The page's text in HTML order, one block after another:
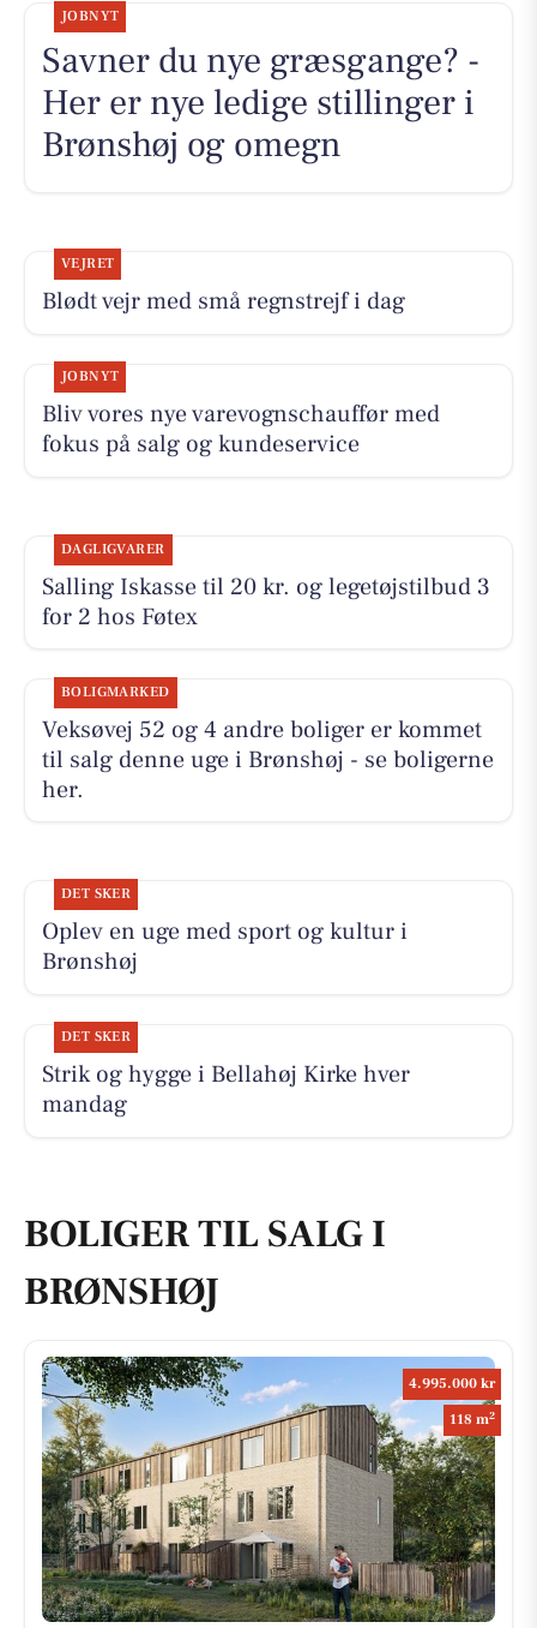
JOBNYT
Savner du nye græsgange? -
Her er nye ledige stillinger i
Brønshøj og omegn
VEJRET
Blødt vejr med små regnstrejf i dag
JOBNYT
Bliv vores nye varevognschauffør med
fokus på salg og kundeservice
DAGLIGVARER
Salling Iskasse til 20 kr. og legetøjstilbud 3
for 2 hos Føtex
BOLIGMARKED
Veksøvej 52 og 4 andre boliger er kommet
til salg denne uge i Brønshøj - se boligerne
her.
DET SKER
Oplev en uge med sport og kultur i
Brønshøj
DET SKER
Strik og hygge i Bellahøj Kirke hver
mandag
BOLIGER TIL SALG I
BRØNSHØJ
4.995.000 kr
118 m2